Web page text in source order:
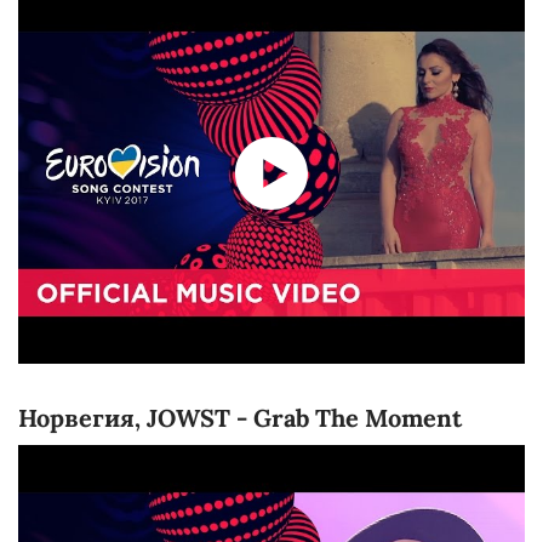
Норвегия, JOWST - Grab The Moment